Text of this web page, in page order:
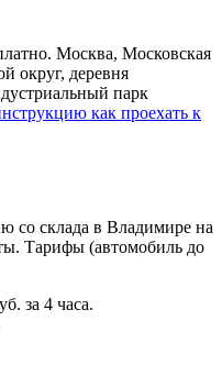
Москва, Московская
округ, деревня
парк
как проехать к
со склада в Владимире на
Тарифы (автомобиль до
за 4 часа.